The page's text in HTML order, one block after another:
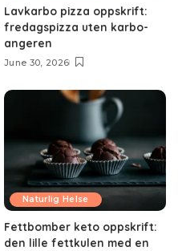
Lavkarbo pizza oppskrift:
fredagspizza uten karbo-
angeren
June 30, 2026
Naturlig Helse
Fettbomber keto oppskrift:
den lille fettkulen med en